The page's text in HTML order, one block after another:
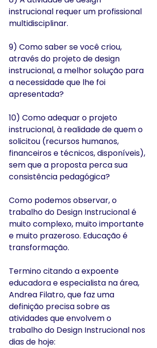
instrucional requer um profissional
multidisciplinar.
9) Como saber se você criou,
através do projeto de design
instrucional, a melhor solução para
a necessidade que lhe foi
apresentada?
10) Como adequar o projeto
instrucional, à realidade de quem o
solicitou (recursos humanos,
financeiros e técnicos, disponíveis),
sem que a proposta perca sua
consistência pedagógica?
Como podemos observar, o
trabalho do Design Instrucional é
muito complexo, muito importante
e muito prazeroso. Educação é
transformação.
Termino citando a expoente
educadora e especialista na área,
Andrea Filatro, que faz uma
definição precisa sobre as
atividades que envolvem o
trabalho do Design Instrucional nos
dias de hoje: